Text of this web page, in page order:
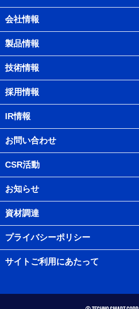
会社情報
製品情報
技術情報
採用情報
IR情報
お問い合わせ
CSR活動
お知らせ
資材調達
プライバシーポリシー
サイトご利用にあたって